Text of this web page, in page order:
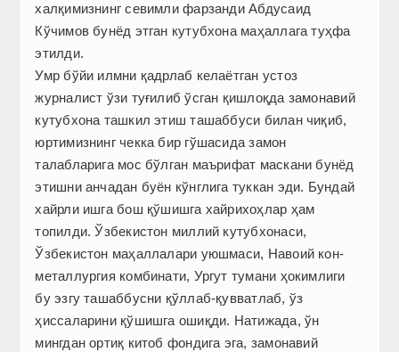
халқимизнинг севимли фарзанди Абдусаид
Кўчимов бунёд этган кутубхона маҳаллага туҳфа
этилди.
Умр бўйи илмни қадрлаб келаётган устоз
журналист ўзи туғилиб ўсган қишлоқда замонавий
кутубхона ташкил этиш ташаббуси билан чиқиб,
юртимизнинг чекка бир гўшасида замон
талабларига мос бўлган маърифат маскани бунёд
этишни анчадан буён кўнглига туккан эди. Бундай
хайрли ишга бош қўшишга хайрихоҳлар ҳам
топилди. Ўзбекистон миллий кутубхонаси,
Ўзбекистон маҳаллалари уюшмаси, Навоий кон-
металлургия комбинати, Ургут тумани ҳокимлиги
бу эзгу ташаббусни қўллаб-қувватлаб, ўз
ҳиссаларини қўшишга ошиқди. Натижада, ўн
мингдан ортиқ китоб фондига эга, замонавий